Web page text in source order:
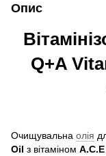
Опис
Q+A
Очищувальна олія
Oil з вітаміном A.C.E